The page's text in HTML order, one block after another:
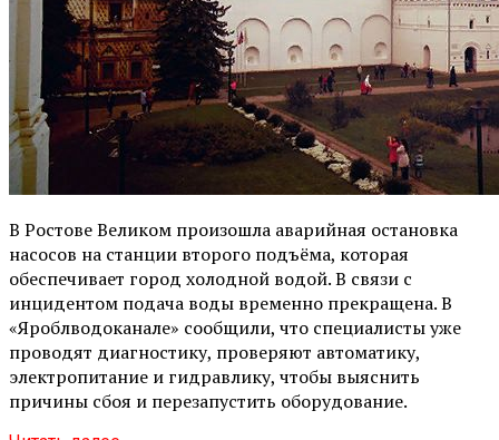
В Ростове Великом произошла аварийная остановка
насосов на станции второго подъёма, которая
обеспечивает город холодной водой. В связи с
инцидентом подача воды временно прекращена. В
«Яроблводоканале» сообщили, что специалисты уже
проводят диагностику, проверяют автоматику,
электропитание и гидравлику, чтобы выяснить
причины сбоя и перезапустить оборудование.